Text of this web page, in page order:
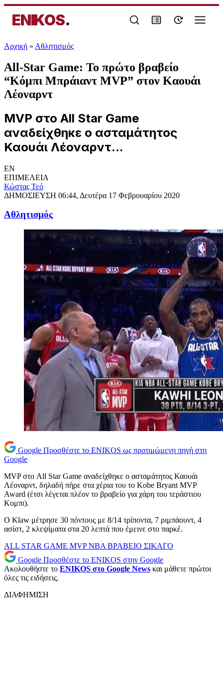
ENIKOS.
Αρχική » Αθλητισμός
All-Star Game: Το πρώτο βραβείο
“Κόμπι Μπράιαντ MVP” στον Καουάι
Λέοναρντ
ΜVP στο All Star Game
αναδείχθηκε ο ασταμάτητος
Καουάι Λέοναρντ...
EN
ΕΠΙΜΕΛΕΙΑ
Κώστας Τεό
ΔΗΜΟΣΙΕΥΣΗ 06:44, Δευτέρα 17 Φεβρουαρίου 2020
Αθλητισμός
Google Προσθέστε το ENIKOS ως προτιμώμενη πηγή στη
Google
ΜVP στο All Star Game αναδείχθηκε ο ασταμάτητος Καουάι
Λέοναρντ, δηλαδή πήρε στα χέρια του το Kobe Bryant MVP
Award (έτσι λέγεται πλέον το βραβείο για χάρη του τεράστιου
Κομπι).
Ο Klaw μέτρησε 30 πόντους με 8/14 τρίποντα, 7 ριμπάουντ, 4
ασίστ, 2 κλεψίματα στα 20 λεπτά που έμεινε στο παρκέ.
ALL STAR GAME MVPNBA ΒΡΑΒΕΙΟ ΣΙΚΑΓΟ
Google Προσθέστε το ENIKOS στην Google
Ακολουθήστε το ENIKOS στο Google News και μάθετε πρώτοι
όλες τις ειδήσεις.
ΔΙΑΦΗΜΙΣΗ